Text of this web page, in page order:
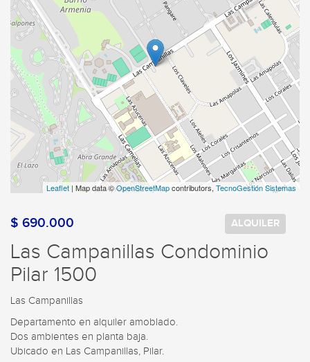
Leaflet | Map data ©OpenStreetMapcontributors, TecnoGestión Sistemas
$ 690.000 ALQUILER
Las Campanillas Condominio
Pilar 1500
Las Campanillas
Departamento en alquiler amoblado.
Dos ambientes en planta baja.
Ubicado en Las Campanillas, Pilar.